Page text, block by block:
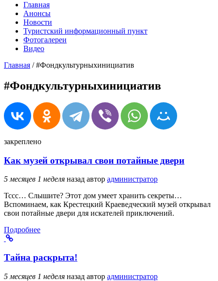
Главная
Анонсы
Новости
Туристский информационный пункт
Фотогалереи
Видео
Главная /#Фондкультурныхинициатив
#Фондкультурныхинициатив
закреплено
Как музей открывал свои потайные двери
5 месяцев 1 неделя назад автор администратор
Тссс… Слышите? Этот дом умеет хранить секреты…
Вспоминаем, как Крестецкий Краеведческий музей открывал
свои потайные двери для искателей приключений.
Подробнее
Тайна раскрыта!
5 месяцев 1 неделя назад автор администратор